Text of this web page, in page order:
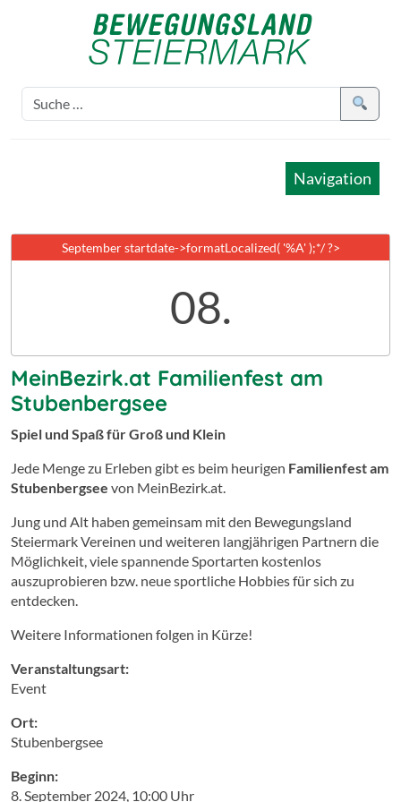
Navigation
Septemberstartdate->formatLocalized( '%A' );*/ ?>
08.
MeinBezirk.at Familienfest am
Stubenbergsee
Spiel und Spaß für Groß und Klein
Jede Menge zu Erleben gibt es beim heurigen Familienfest am
Stubenbergsee von MeinBezirk.at.
Jung und Alt haben gemeinsam mit den Bewegungsland
Steiermark Vereinen und weiteren langjährigen Partnern die
Möglichkeit, viele spannende Sportarten kostenlos
auszuprobieren bzw. neue sportliche Hobbies für sich zu
entdecken.
Weitere Informationen folgen in Kürze!
Veranstaltungsart:
Event
Ort:
Stubenbergsee
Beginn:
8. September 2024, 10:00 Uhr